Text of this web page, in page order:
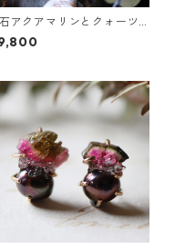
アクアマリンとクォーツ
ニクサの葉ピアス